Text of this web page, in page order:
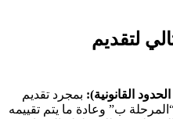
لتقديم
القانونية): بمجرد تقديم
ب” وعادة ما يتم تقييمه